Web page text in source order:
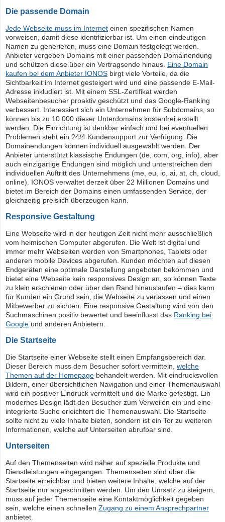
Die passende Domain
Jede Webseite muss im Internet einen spezifischen Namen
vorweisen, damit diese identifizierbar ist. Um einen eindeutigen
Namen zu generieren, muss eine Domain festgelegt werden.
Anbieter vergeben Domains mit einer passenden Domainendung
und schützen diese über ein Vertragsende hinaus. Eine Domain
kaufen bei dem Anbieter IONOS birgt viele Vorteile, da die
Sichtbarkeit im Internet gesteigert wird und eine passende E-Mail-
Adresse inkludiert ist. Mit einem SSL-Zertifikat werden
Webseitenbesucher proaktiv geschützt und das Google-Ranking
verbessert. Interessiert sich ein Unternehmen für Subdomains, so
können bis zu 10.000 dieser Unterdomains kostenfrei erstellt
werden. Die Einrichtung ist denkbar einfach und bei eventuellen
Problemen steht ein 24/4 Kundensupport zur Verfügung. Die
Domainendungen können individuell ausgewählt werden. Der
Anbieter unterstützt klassische Endungen (de, com, org, info), aber
auch einzigartige Endungen sind möglich und unterstreichen den
individuellen Auftritt des Unternehmens (me, eu, io, ai, at, ch, cloud,
online). IONOS verwaltet derzeit über 22 Millionen Domains und
bietet im Bereich der Domains einen umfassenden Service, der
gleichzeitig preislich überzeugen kann.
Responsive Gestaltung
Eine Webseite wird in der heutigen Zeit nicht mehr ausschließlich
vom heimischen Computer abgerufen. Die Welt ist digital und
immer mehr Webseiten werden von Smartphones, Tablets oder
anderen mobile Devices abgerufen. Kunden möchten auf diesen
Endgeräten eine optimale Darstellung angeboten bekommen und
bietet eine Webseite kein responsives Design an, so können Texte
zu klein erschienen oder über den Rand hinauslaufen – dies kann
für Kunden ein Grund sein, die Webseite zu verlassen und einen
Mitbewerber zu sichten. Eine responsive Gestaltung wird von den
Suchmaschinen positiv bewertet und beeinflusst das Ranking bei
Google und anderen Anbietern.
Die Startseite
Die Startseite einer Webseite stellt einen Empfangsbereich dar.
Dieser Bereich muss dem Besucher sofort vermitteln, welche
Themen auf der Homepage behandelt werden. Mit eindrucksvollen
Bildern, einer übersichtlichen Navigation und einer Themenauswahl
wird ein positiver Eindruck vermittelt und die Marke gefestigt. Ein
modernes Design lädt den Besucher zum Verweilen ein und eine
integrierte Suche erleichtert die Themenauswahl. Die Startseite
sollte nicht zu viele Inhalte bieten, sondern ist ein Tor zu weiteren
Informationen, welche auf Unterseiten abrufbar sind.
Unterseiten
Auf den Themenseiten wird näher auf spezielle Produkte und
Dienstleistungen eingegangen. Themenseiten sind über die
Startseite erreichbar und bieten weitere Inhalte, welche auf der
Startseite nur angeschnitten werden. Um den Umsatz zu steigern,
muss auf jeder Themenseite eine Kontaktmöglichkeit gegeben
sein, welche einen schnellen Zugang zu einem Ansprechpartner
anbietet.